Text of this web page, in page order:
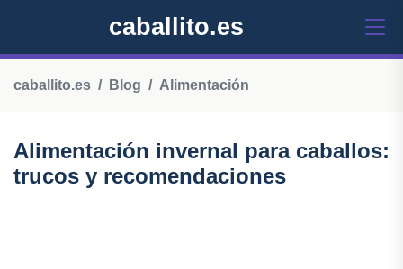
caballito.es
caballito.es Blog Alimentación
Alimentación invernal para caballos:
trucos y recomendaciones